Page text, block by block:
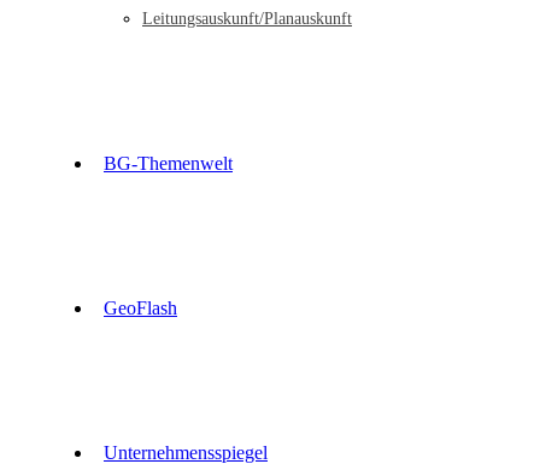
Leitungsauskunft/Planauskunft
BG-Themenwelt
GeoFlash
Unternehmensspiegel